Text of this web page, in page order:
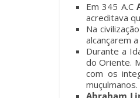
Em 345 A.C
acreditava
Na
alcançarem a
Durante a
do Oriente.
com os
muçulmanos.